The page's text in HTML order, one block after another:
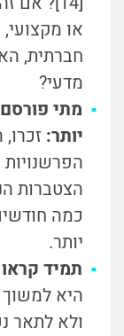
או
חברתית,
מדעי?
מתי
יותר:
הצטברות
כמה
יותר.
תמיד
היא
ולא לתאר